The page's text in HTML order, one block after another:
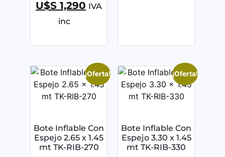
U$S 1,290 IVA
inc
¡Oferta!
Bote Inflable Con
Espejo 2.65 x 1.45
mt TK-RIB-270
¡Oferta!
Bote Inflable Con
Espejo 3.30 x 1.45
mt TK-RIB-330